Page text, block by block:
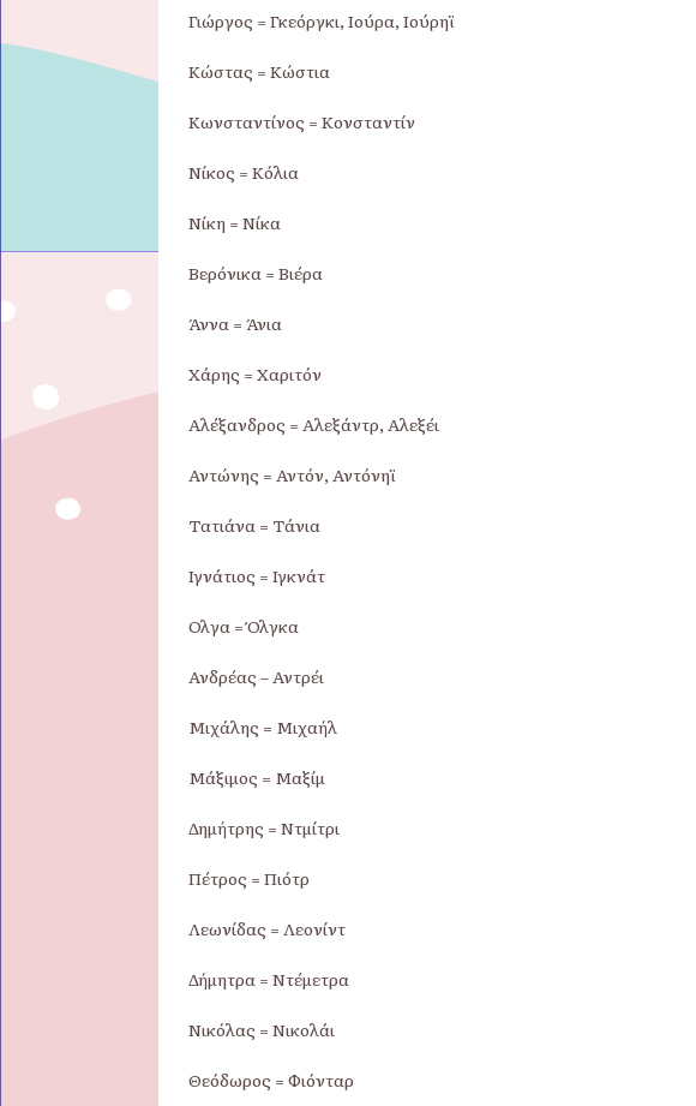
Γιώργος = Γκεόργκι, Ιούρα, Ιούρηϊ
Κώστας = Κώστια
Κωνσταντίνος = Κονσταντίν
Νίκος = Κόλια
Νίκη = Νίκα
Βερόνικα = Βιέρα
Άννα = Άνια
Χάρης = Χαριτόν
Αλέξανδρος = Αλεξάντρ, Αλεξέι
Αντώνης = Αντόν, Αντόνηϊ
Τατιάνα = Τάνια
Ιγνάτιος = Ιγκνάτ
Όλγα = Όλγκα
Ανδρέας – Αντρέι
Μιχάλης = Μιχαήλ
Μάξιμος = Μαξίμ
Δημήτρης = Ντμίτρι
Πέτρος = Πιότρ
Λεωνίδας = Λεονίντ
Δήμητρα = Ντέμετρα
Νικόλας = Νικολάι
Θεόδωρος = Φιόνταρ